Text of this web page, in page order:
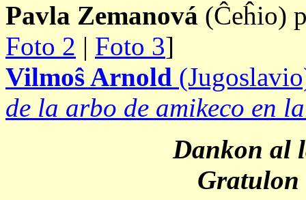
Pavla Zemanová (Ĉeĥio)
Foto 2 | Foto 3]
Vilmoŝ Arnold
de la arbo de amikeco en
Dankon al